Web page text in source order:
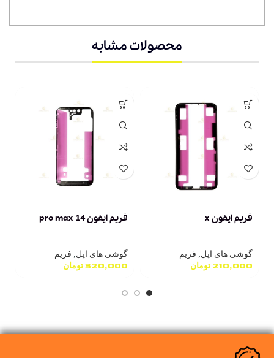
محصولات مشابه
فریم ایفون x
گوشی های اپل, فریم
210,000 تومان
فریم ایفون 14 pro max
گوشی های اپل, فریم
320,000تومان